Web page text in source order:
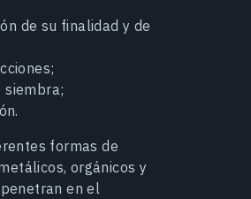
de su finalidad y de
formas de
orgánicos y
en el